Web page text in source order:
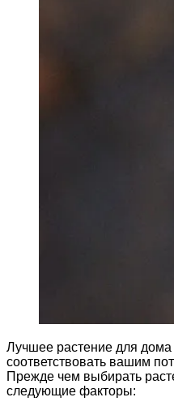
Лучшее растение для дома
соответствовать вашим
Прежде чем выбирать
следующие факторы: